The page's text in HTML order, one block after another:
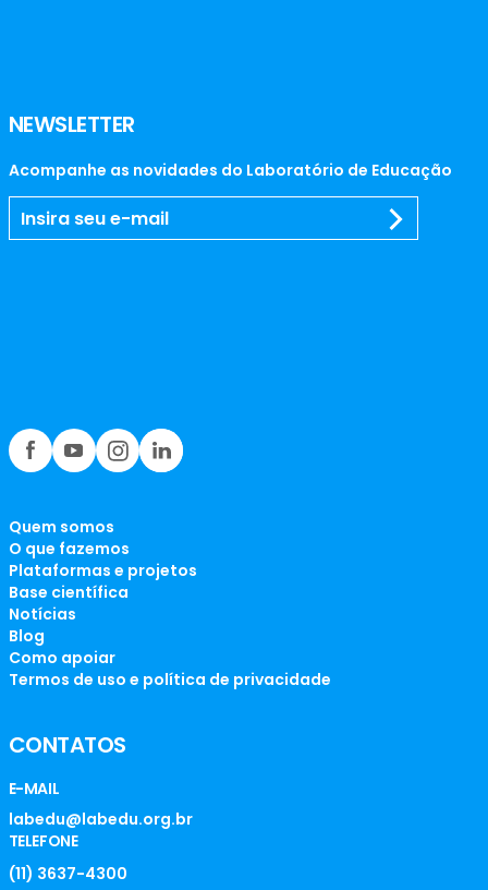
NEWSLETTER
Acompanhe as novidades do Laboratório de Educação
Quem somos
O que fazemos
Plataformas e projetos
Base científica
Notícias
Blog
Como apoiar
Termos de uso e política de privacidade
CONTATOS
E-MAIL
labedu@labedu.org.br
TELEFONE
(11) 3637-4300